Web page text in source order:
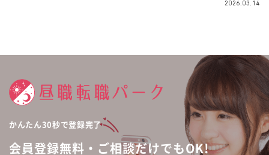
2026.03.14
かんたん30秒で登録完了
会員登録無料・ご相談だけでもOK!